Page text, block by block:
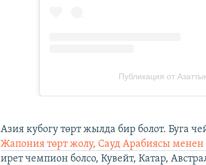
Азия кубогу төрт жылда бир болот. Буга
Жапония төрт жолу, Сауд Арабиясы
ирет чемпион болсо, Кувейт, Катар,